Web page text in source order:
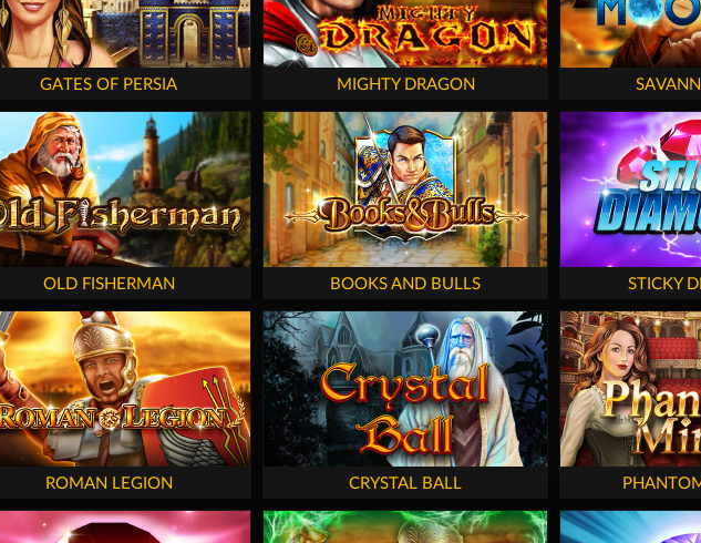
GATES OF PERSIA MIGHTY DRAGON
OLD FISHERMAN BOOKS AND BULLS STICKY
ROMAN LEGION CRYSTAL BALL